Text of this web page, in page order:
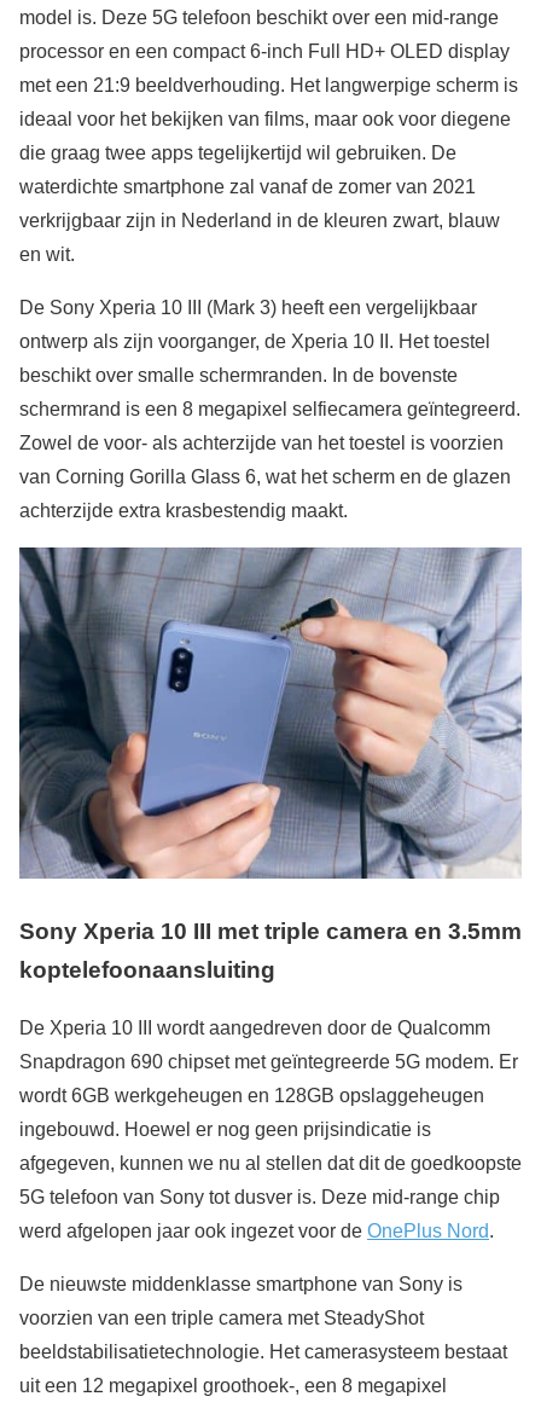
model is. Deze 5G telefoon beschikt over een mid-range
processor en een compact 6-inch Full HD+ OLED display
met een 21:9 beeldverhouding. Het langwerpige scherm is
ideaal voor het bekijken van films, maar ook voor diegene
die graag twee apps tegelijkertijd wil gebruiken. De
waterdichte smartphone zal vanaf de zomer van 2021
verkrijgbaar zijn in Nederland in de kleuren zwart, blauw
en wit.
De Sony Xperia 10 III (Mark 3) heeft een vergelijkbaar
ontwerp als zijn voorganger, de Xperia 10 II. Het toestel
beschikt over smalle schermranden. In de bovenste
schermrand is een 8 megapixel selfiecamera geïntegreerd.
Zowel de voor- als achterzijde van het toestel is voorzien
van Corning Gorilla Glass 6, wat het scherm en de glazen
achterzijde extra krasbestendig maakt.
Sony Xperia 10 III met triple camera en 3.5mm
koptelefoonaansluiting
De Xperia 10 III wordt aangedreven door de Qualcomm
Snapdragon 690 chipset met geïntegreerde 5G modem. Er
wordt 6GB werkgeheugen en 128GB opslaggeheugen
ingebouwd. Hoewel er nog geen prijsindicatie is
afgegeven, kunnen we nu al stellen dat dit de goedkoopste
5G telefoon van Sony tot dusver is. Deze mid-range chip
werd afgelopen jaar ook ingezet voor de OnePlus Nord.
De nieuwste middenklasse smartphone van Sony is
voorzien van een triple camera met SteadyShot
beeldstabilisatietechnologie. Het camerasysteem bestaat
uit een 12 megapixel groothoek-, een 8 megapixel